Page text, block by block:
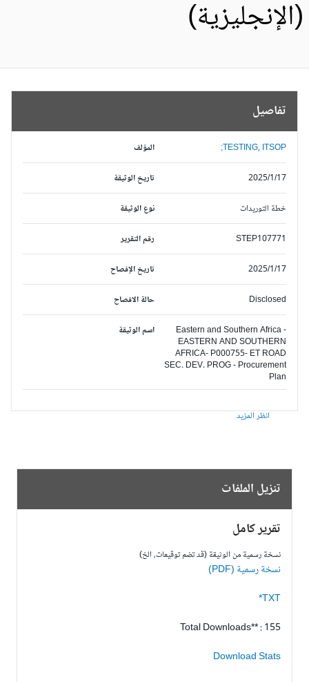
تفاصيل
المؤلف TESTING, ITSOP;
تاريخ الوثيقة 2025/1/17
نوع الوثيقة خطة التوريدات
رقم التقرير STEP107771
تاريخ الإفصاح 2025/1/17
حالة الافصاح Disclosed
اسم الوثيقة
Eastern and Southern Africa -
EASTERN AND SOUTHERN
AFRICA- P000755- ET ROAD
SEC. DEV. PROG - Procurement
Plan
انظر المزيد
تنزيل الملفات
تقرير كامل
نسخة رسمية من الوثيقة (قد تضم توقيعات، الخ)
نسخة رسمية (PDF)
TXT*
Total Downloads** : 155
Download Stats